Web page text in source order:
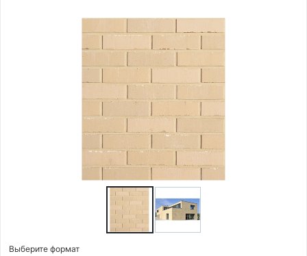
Выберите формат